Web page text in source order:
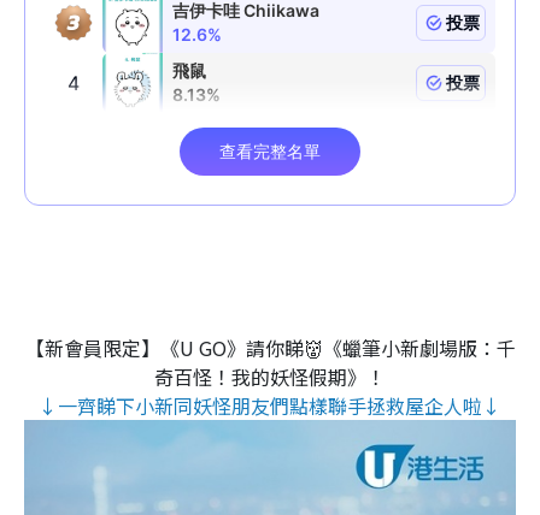
【新會員限定】《U GO》請你睇👹《蠟筆小新劇場版：千
奇百怪！我的妖怪假期》！
↓一齊睇下小新同妖怪朋友們點樣聯手拯救屋企人啦↓